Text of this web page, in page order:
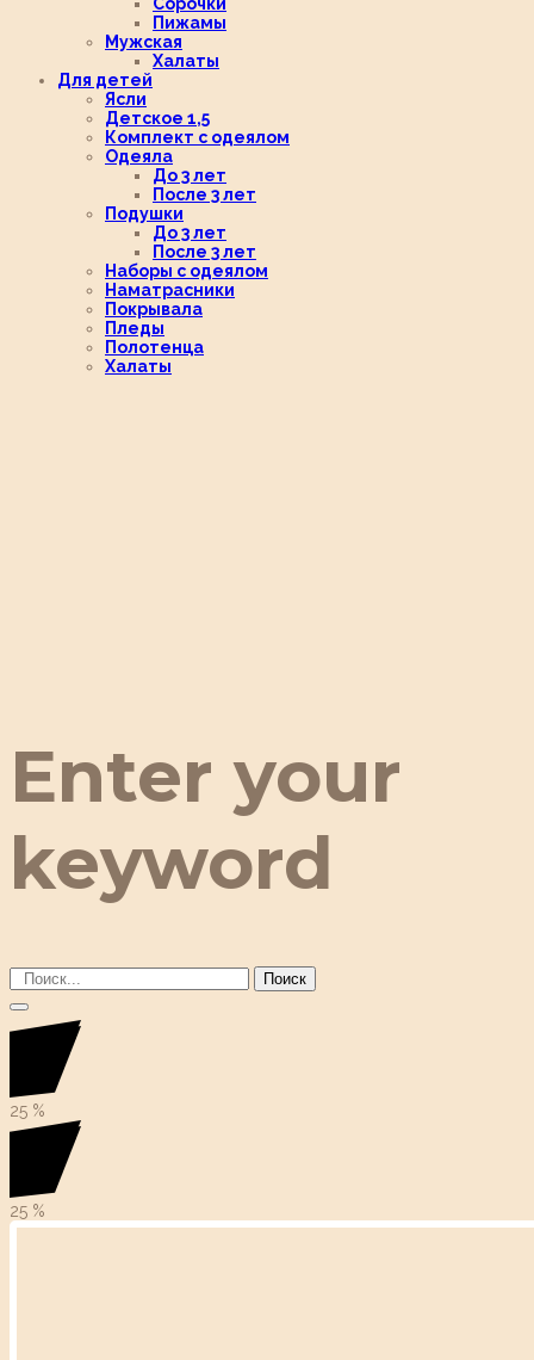
Пижамы
Мужская
Халаты
Для детей
Ясли
Детское 1,5
Комплект с одеялом
Одеяла
До 3 лет
После 3 лет
Подушки
До 3 лет
После 3 лет
Наборы с одеялом
Наматрасники
Покрывала
Пледы
Полотенца
Халаты
Enter your
keyword
Поиск
25 %
25 %